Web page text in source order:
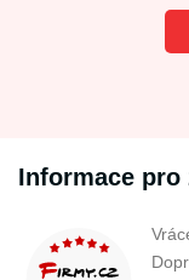
Informace pro